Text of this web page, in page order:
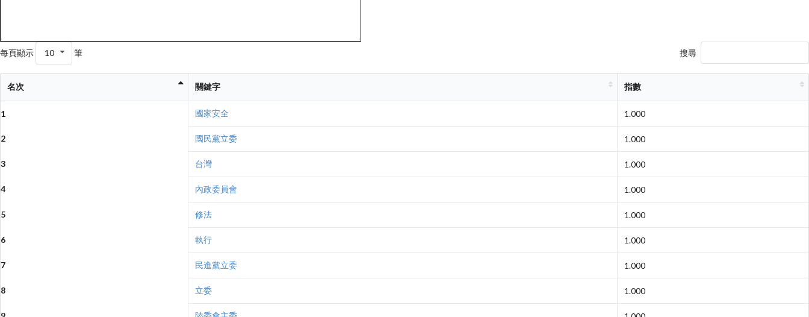
每頁顯示 10 筆 搜尋
名次 關鍵字 指數
1 國家安全 1.000
2 國民黨立委 1.000
3 台灣 1.000
4 內政委員會 1.000
5 修法 1.000
6 執行 1.000
7 民進黨立委 1.000
8 立委 1.000